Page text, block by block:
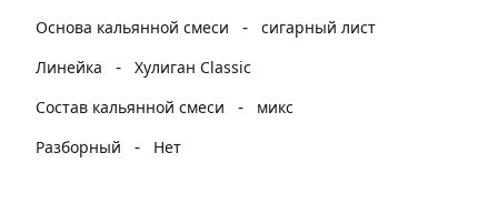
Основа кальянной смеси
- сигарный лист
Линейка
- Хулиган Classic
Состав кальянной смеси
-
микс
Разборный
- Нет